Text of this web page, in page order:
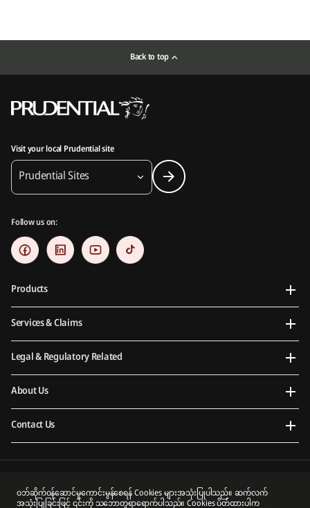
Back to top
Visit your local Prudential site
Prudential Sites
Follow us on:
Products
Services & Claims
Legal & Regulatory Related
About Us
Contact Us
Prudential Myanmar Life Insurance Limited nor Prudential plc is affiliated in any manner with
Prudential Financial, Inc, a company whose principal place of business is in the United States of
ဝဘ်ဆိုက်ဝန်ဆောင်မှုကောင်းမွန်စေရန် Cookies များအသုံးပြုပါသည်။ ဆက်လက်
အသုံးပြုခြင်းဖြင့် ၎င်းကို သဘောတူရာရောက်ပါသည်။ Cookies ပိတ်ထားပါက